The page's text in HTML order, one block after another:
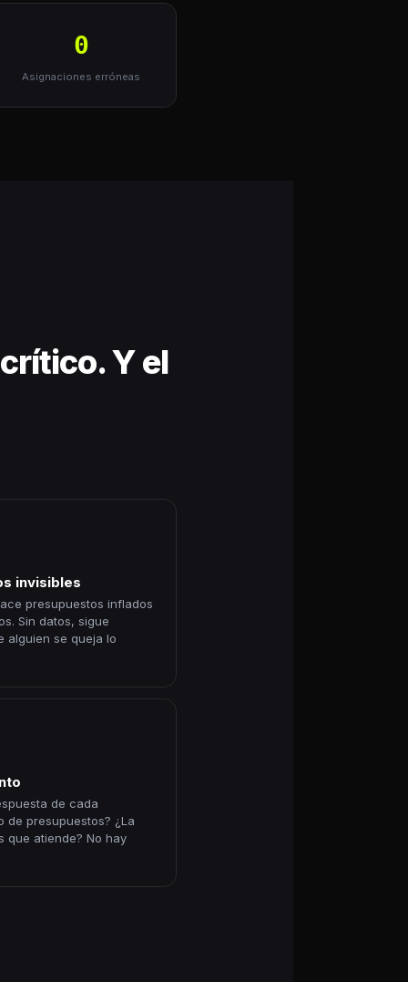
0
Asignaciones erróneas
Y el
invisibles
presupuestos inflados
Sin datos, sigue
alguien se queja lo
de cada
de presupuestos? ¿La
que atiende? No hay